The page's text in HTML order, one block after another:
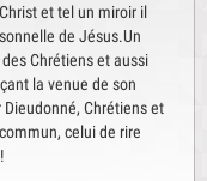
et tel un miroir il
de Jésus.Un
Chrétiens et aussi
la venue de son
Chrétiens et
celui de rire